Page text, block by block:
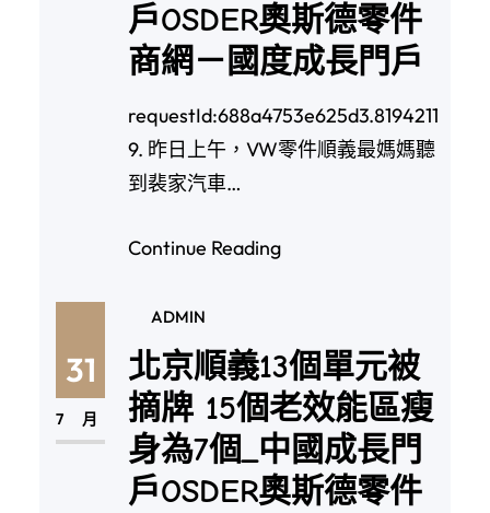
戶OSDER奧斯德零件
商網－國度成長門戶
requestId:688a4753e625d3.8194211
9. 昨日上午，VW零件順義最媽媽聽
到裴家汽車…
Continue Reading
31
7 月
ADMIN
北京順義13個單元被
摘牌 15個老效能區瘦
身為7個_中國成長門
戶OSDER奧斯德零件